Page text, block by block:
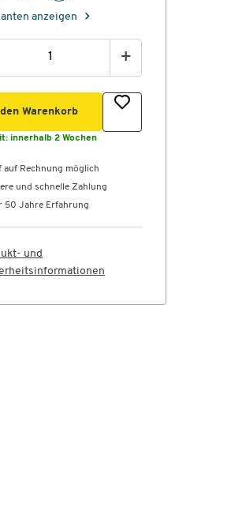
anzeigen
+
Warenkorb
innerhalb 2 Wochen
auf Rechnung möglich
und schnelle Zahlung
50 Jahre Erfahrung
und